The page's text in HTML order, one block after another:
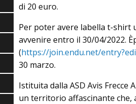
di 20 euro.
Per poter avere labella t-shirt
avvenire entro il 30/04/2022.
(https://join.endu.net/
30 marzo.
Istituita dalla ASD Avis Frecce
un territorio affascinante che,